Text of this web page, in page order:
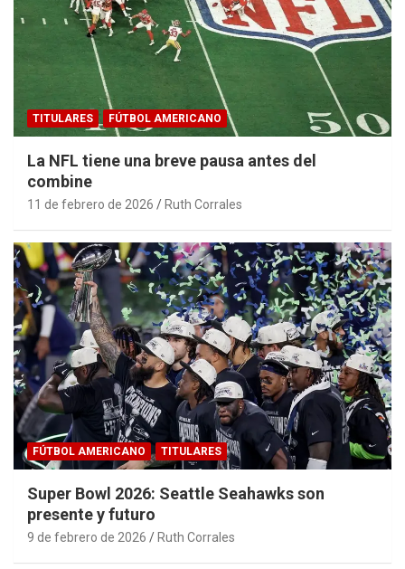
TITULARES FÚTBOL AMERICANO
La NFL tiene una breve pausa antes del
combine
11 de febrero de 2026 Ruth Corrales
FÚTBOL AMERICANO TITULARES
Super Bowl 2026: Seattle Seahawks son
presente y futuro
9 de febrero de 2026 Ruth Corrales